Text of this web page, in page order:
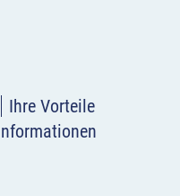
Ihre Vorteile